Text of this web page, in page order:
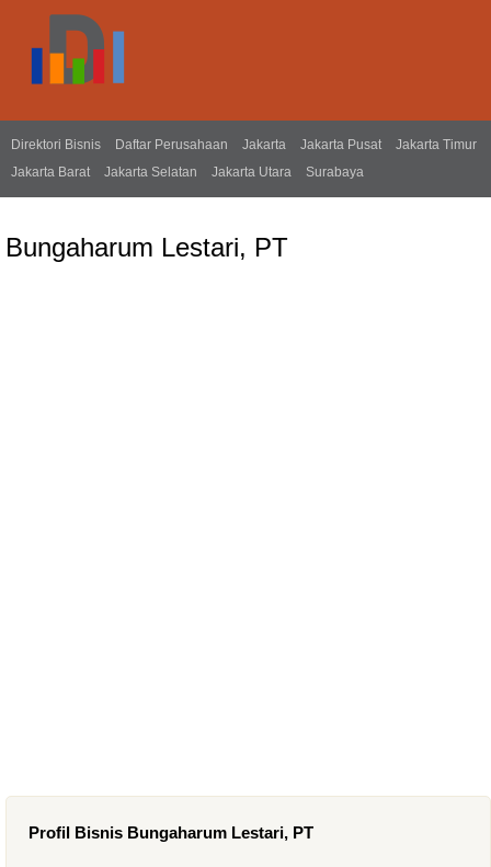
Direktori Bisnis Daftar Perusahaan Jakarta Jakarta Pusat
Jakarta Timur
Jakarta Barat
Jakarta Selatan Jakarta Utara Surabaya
Bungaharum Lestari, PT
Profil Bisnis Bungaharum Lestari, PT